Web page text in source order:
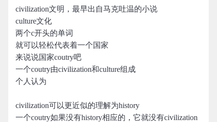
civilization文明，最早出自马克吐温的小说
culture文化
两个c开头的单词
就可以轻松代表着一个国家
来说说国家coutry吧
一个coutry由civilization和culture组成
个人认为
civilization可以更近似的理解为history
一个coutry如果没有history相应的，它就没有civilization